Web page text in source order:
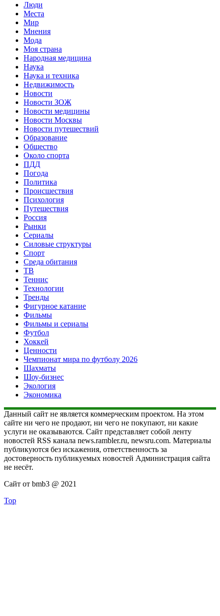
Люди
Места
Мир
Мнения
Мода
Моя страна
Народная медицина
Наука
Наука и техника
Недвижимость
Новости
Новости ЗОЖ
Новости медицины
Новости Москвы
Новости путешествий
Образование
Общество
Около спорта
ПДД
Погода
Политика
Происшествия
Психология
Путешествия
Россия
Рынки
Сериалы
Силовые структуры
Спорт
Среда обитания
ТВ
Теннис
Технологии
Тренды
Фигурное катание
Фильмы
Фильмы и сериалы
Футбол
Хоккей
Ценности
Чемпионат мира по футболу 2026
Шахматы
Шоу-бизнес
Экология
Экономика
Данный сайт не является коммерческим проектом. На этом
сайте ни чего не продают, ни чего не покупают, ни какие
услуги не оказываются. Сайт представляет собой ленту
новостей RSS канала news.rambler.ru, newsru.com. Материалы
публикуются без искажения, ответственность за
достоверность публикуемых новостей Администрация сайта
не несёт.
Сайт от bmb3 @ 2021
Top